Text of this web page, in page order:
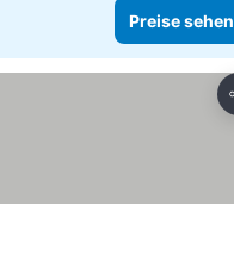
Preise sehen